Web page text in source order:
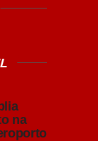
na